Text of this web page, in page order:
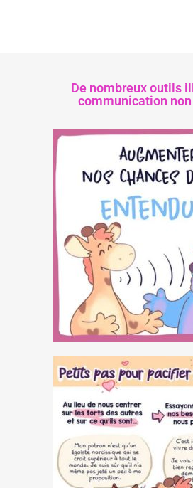
De nombreux outils
communication